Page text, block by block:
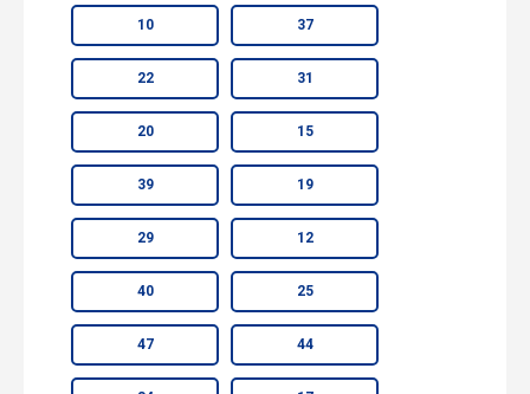
10 37
22 31
20 15
39 19
29 12
40 25
47 44